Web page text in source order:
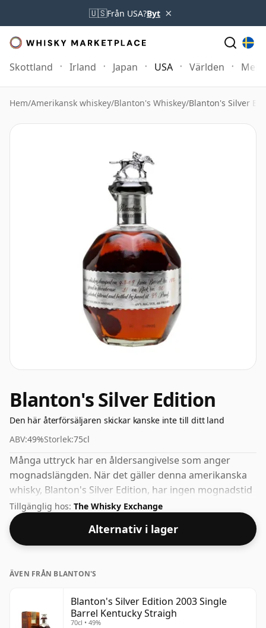
🇺🇸Från USA?Byt ×
Skottland Irland Japan USA Världen Mer
Hem/Amerikansk whiskey/Blanton's Whiskey/Blanton's Silver
Blanton's Silver Edition
Den här återförsäljaren skickar kanske inte till ditt land
ABV:49%Storlek:75cl
Många uttryck har en åldersangivelse som anger
mognadslängden. När det gäller denna amerikanska
whisky, Blanton's Silver Edition, har ingen mognadstid
specificerats. Buteljerad med en bra drickstyrka på
49% kommer denna whisky i en 75cl flaska.
Tillgänglig hos: The Whisky Exchange
Alternativ i lager
ÄVEN FRÅN BLANTON'S
Blanton's Silver Edition 2003 Single
Barrel Kentucky Straigh
70cl • 49%